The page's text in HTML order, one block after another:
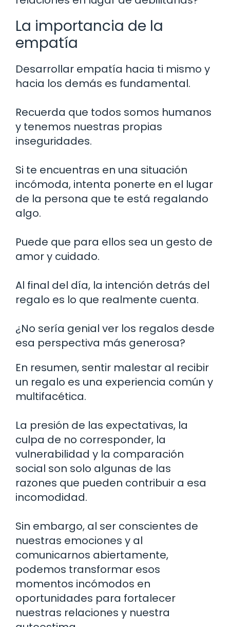
La importancia de la
empatía
Desarrollar empatía hacia ti mismo y
hacia los demás es fundamental.
Recuerda que todos somos humanos
y tenemos nuestras propias
inseguridades.
Si te encuentras en una situación
incómoda, intenta ponerte en el lugar
de la persona que te está regalando
algo.
Puede que para ellos sea un gesto de
amor y cuidado.
Al final del día, la intención detrás del
regalo es lo que realmente cuenta.
¿No sería genial ver los regalos desde
esa perspectiva más generosa?
En resumen, sentir malestar al recibir
un regalo es una experiencia común y
multifacética.
La presión de las expectativas, la
culpa de no corresponder, la
vulnerabilidad y la comparación
social son solo algunas de las
razones que pueden contribuir a esa
incomodidad.
Sin embargo, al ser conscientes de
nuestras emociones y al
comunicarnos abiertamente,
podemos transformar esos
momentos incómodos en
oportunidades para fortalecer
nuestras relaciones y nuestra